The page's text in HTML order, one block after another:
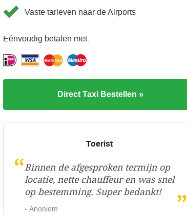
Vaste tarieven naar de Airports
Eénvoudig betalen met:
Direct Taxi Bestellen »
Toerist
“Binnen de afgesproken termijn op
locatie, nette chauffeur en was snel
op bestemming. Super bedankt!
„
- Anoniem